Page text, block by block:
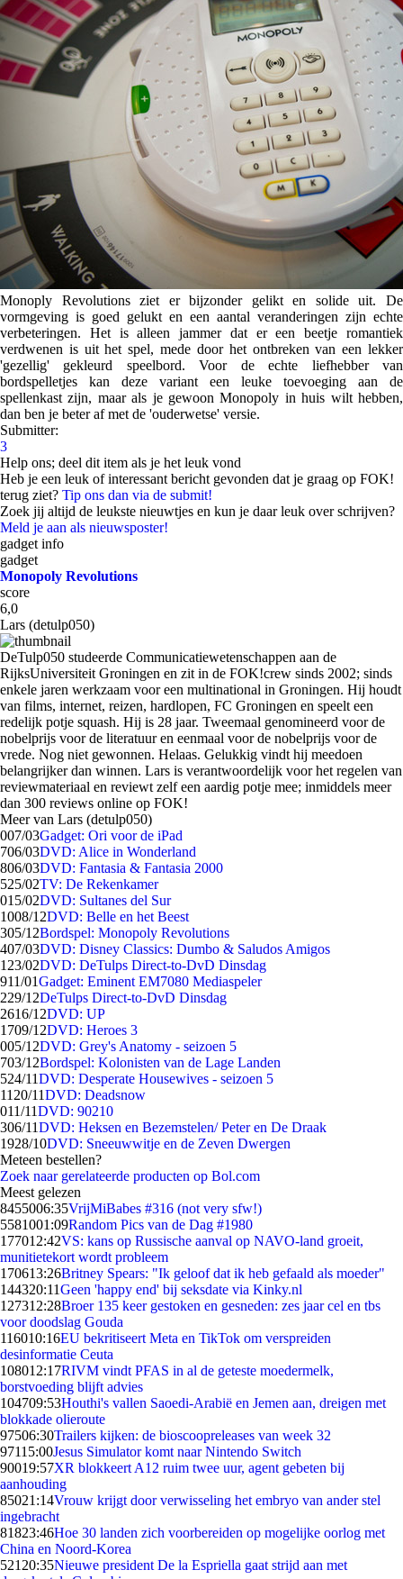
Monoply Revolutions ziet er bijzonder gelikt en solide uit. De
vormgeving is goed gelukt en een aantal veranderingen zijn echte
verbeteringen. Het is alleen jammer dat er een beetje romantiek
verdwenen is uit het spel, mede door het ontbreken van een lekker
'gezellig' gekleurd speelbord. Voor de echte liefhebber van
bordspelletjes kan deze variant een leuke toevoeging aan de
spellenkast zijn, maar als je gewoon Monopoly in huis wilt hebben,
dan ben je beter af met de 'ouderwetse' versie.
Submitter:
3
Help ons; deel dit item als je het leuk vond
Heb je een leuk of interessant bericht gevonden dat je graag op FOK!
terug ziet? Tip ons dan via de submit!
Zoek jij altijd de leukste nieuwtjes en kun je daar leuk over schrijven?
Meld je aan als nieuwsposter!
gadget info
gadget
Monopoly Revolutions
score
6,0
Lars (detulp050)
DeTulp050 studeerde Communicatiewetenschappen aan de
RijksUniversiteit Groningen en zit in de FOK!crew sinds 2002; sinds
enkele jaren werkzaam voor een multinational in Groningen. Hij houdt
van films, internet, reizen, hardlopen, FC Groningen en speelt een
redelijk potje squash. Hij is 28 jaar. Tweemaal genomineerd voor de
nobelprijs voor de literatuur en eenmaal voor de nobelprijs voor de
vrede. Nog niet gewonnen. Helaas. Gelukkig vindt hij meedoen
belangrijker dan winnen. Lars is verantwoordelijk voor het regelen van
reviewmateriaal en reviewt zelf een aardig potje mee; inmiddels meer
dan 300 reviews online op FOK!
Meer van Lars (detulp050)
007/03Gadget: Ori voor de iPad
706/03DVD: Alice in Wonderland
806/03DVD: Fantasia & Fantasia 2000
525/02TV: De Rekenkamer
015/02DVD: Sultanes del Sur
1008/12DVD: Belle en het Beest
305/12Bordspel: Monopoly Revolutions
407/03DVD: Disney Classics: Dumbo & Saludos Amigos
1 23/02DVD: DeTulps Direct-to-DvD Dinsdag
911/01Gadget: Eminent EM7080 Mediaspeler
229/12DeTulps Direct-to-DvD Dinsdag
2616/12DVD: UP
1709/12DVD: Heroes 3
005/12DVD: Grey's Anatomy - seizoen 5
703/12Bordspel: Kolonisten van de Lage Landen
524/11DVD: Desperate Housewives - seizoen 5
11 20/11DVD: Deadsnow
011/11DVD: 90210
306/11DVD: Heksen en Bezemstelen/ Peter en De Draak
1928/10DVD: Sneeuwwitje en de Zeven Dwergen
Meteen bestellen?
Zoek naar gerelateerde producten op Bol.com
Meest gelezen
8455006:35VrijMiBabes #316 (not very sfw!)
5581001:09Random Pics van de Dag #1980
177012:42VS: kans op Russische aanval op NAVO-land groeit,
munitietekort wordt probleem
170613:26Britney Spears: "Ik geloof dat ik heb gefaald als moeder"
144320:11Geen 'happy end' bij seksdate via Kinky.nl
127312:28Broer 135 keer gestoken en gesneden: zes jaar cel en tbs
voor doodslag Gouda
116010:16EU bekritiseert Meta en TikTok om verspreiden
desinformatie Ceuta
108012:17RIVM vindt PFAS in al de geteste moedermelk,
borstvoeding blijft advies
104709:53Houthi's vallen Saoedi-Arabië en Jemen aan, dreigen met
blokkade olieroute
97506:30Trailers kijken: de bioscoopreleases van week 32
97115:00Jesus Simulator komt naar Nintendo Switch
90019:57XR blokkeert A12 ruim twee uur, agent gebeten bij
aanhouding
85021:14Vrouw krijgt door verwisseling het embryo van ander stel
ingebracht
81823:46Hoe 30 landen zich voorbereiden op mogelijke oorlog met
China en Noord-Korea
521 20:35Nieuwe president De la Espriella gaat strijd aan met